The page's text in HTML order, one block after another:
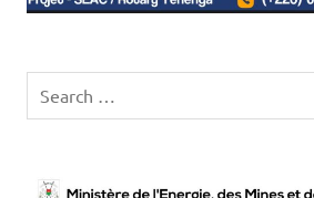
for: